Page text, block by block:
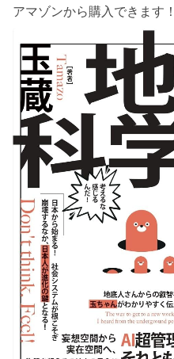
アマゾンから購入できます！